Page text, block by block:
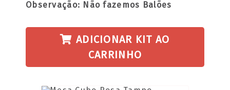
Observação: Não fazemos Balões
ADICIONAR KIT AO
CARRINHO